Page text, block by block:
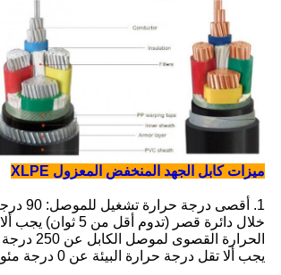
ميزات كابل الجهد المنخفض المعزول XLPE
1. أقصى درجة حرارة تشغيل للموصل: 90 درجة مئوية
خلال دائرة قصر (تدوم أقل من
الحرارة القصوى لموصل الكابل عن 250 درجة مئوية
يجب ألا تقل درجة حرارة البيئة عن 0 درجة مئوية لتركيب الكابل.